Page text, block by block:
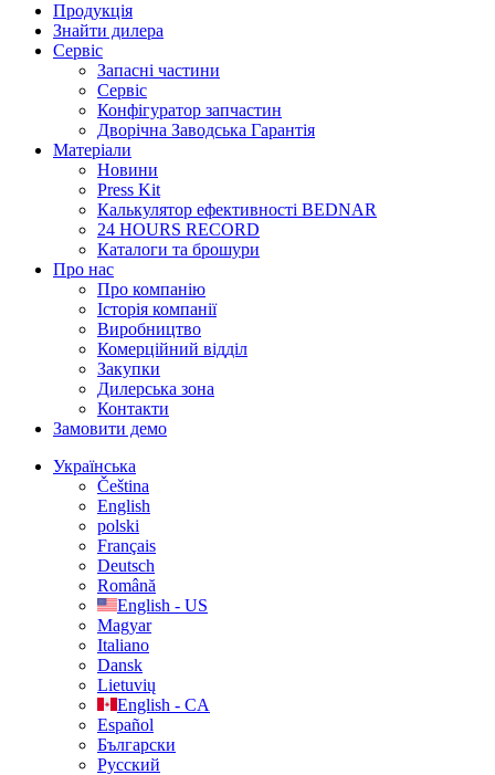
Продукція
Знайти дилера
Сервіс
Запасні частини
Сервіс
Конфігуратор запчастин
Дворічна Заводська Гарантія
Матеріали
Новини
Press Kit
Калькулятор ефективності BEDNAR
24 HOURS RECORD
Каталоги та брошури
Про нас
Про компанію
Історія компанії
Виробництво
Комерційний відділ
Закупки
Дилерська зона
Контакти
Замовити демо
Українська
Čeština
English
polski
Français
Deutsch
Română
English - US
Magyar
Italiano
Dansk
Lietuvių
English - CA
Español
Български
Русский